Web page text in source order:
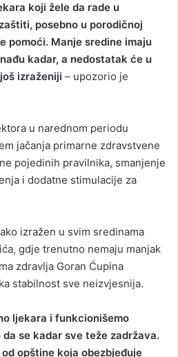
koji žele da rade u
posebno u porodičnoj
pomoći. Manje sredine imaju
kadar, a nedostatak će u
izraženiji – upozorio je
u narednom periodu
jačanja primarne zdravstvene
pojedinih pravilnika, smanjenje
i dodatne stimulacije za
izražen u svim sredinama
gdje trenutno nemaju manjak
zdravlja Goran Ćupina
stabilnost sve neizvjesnija.
ljekara i funkcionišemo
se kadar sve teže zadržava.
opštine koja obezbjeđuje